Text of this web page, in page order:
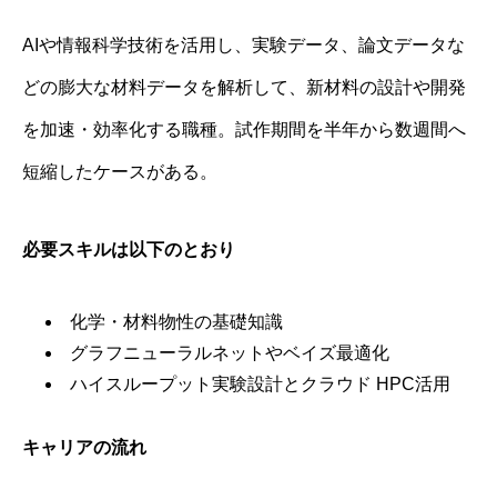
AIや情報科学技術を活用し、実験データ、論文データな
どの膨大な材料データを解析して、新材料の設計や開発
を加速・効率化する職種。試作期間を半年から数週間へ
短縮したケースがある。
必要スキルは以下のとおり
化学・材料物性の基礎知識
グラフニューラルネットやベイズ最適化
ハイスループット実験設計とクラウド HPC活用
キャリアの流れ